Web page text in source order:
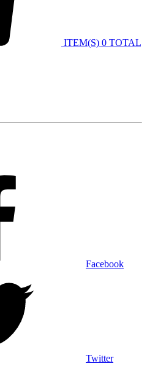
ITEM(S) 0 TOTAL
Facebook
Twitter